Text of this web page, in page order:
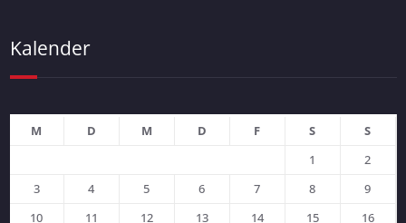
Kalender
M D M D F S
S
1
2
3
4 5 6 7 8
9
10
11 12 13 14 15 16